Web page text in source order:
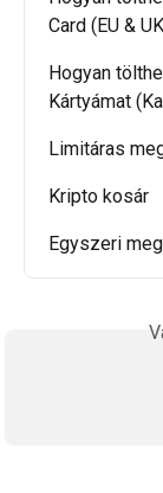
Card (EU &
Hogyan
Kártyámat
Limitáras
Kripto kosár
Egyszeri